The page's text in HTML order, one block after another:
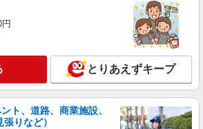
とりあえずキープ
ト、道路、商業施設、
りなど）